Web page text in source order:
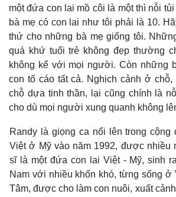
Sức khỏe
Dinh dưỡng - món ngon
Cây thuốc
Sản phụ khoa
Nhi khoa
Nam khoa
Làm đẹp - giảm cân
Phòng mạch online
Ăn sạch sống khỏe
Đời sống
Nhà đẹp
Blog
Tình
một đứa con lai mồ côi là một thì nỗi
bà mẹ có con lai như tôi phải là 10.
thứ cho những bà mẹ giống tôi.
quá khứ tuổi trẻ không đẹp thường
không kể với mọi người. Còn những
con tố cáo tất cả. Nghịch cảnh ở
chỗ dựa tinh thần, lại cũng chính là
cho dù mọi người xung quanh không
Randy là giọng ca nổi lên trong
Việt ở Mỹ vào năm 1992, được nhiều
sĩ là một đứa con lai Việt - Mỹ, sinh
Nam với nhiều khốn khó, từng sống ở
Tâm, được cho làm con nuôi, xuất